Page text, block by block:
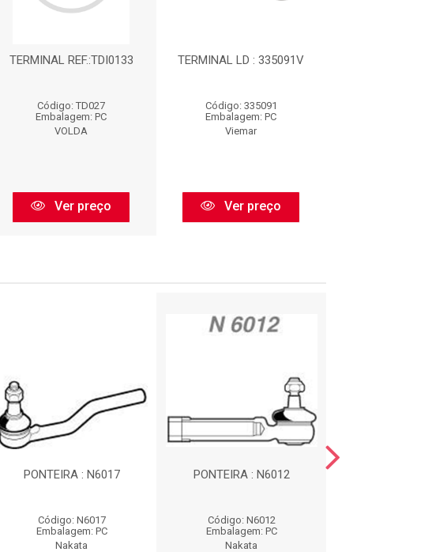
TERMINAL REF.:TDI0133
Código: TD027
Embalagem: PC
VOLDA
Ver preço
TERMINAL LD : 335091V
Código: 335091
Embalagem: PC
Viemar
Ver preço
PONTEIRA : N6017
Código: N6017
Embalagem: PC
Nakata
PONTEIRA : N6012
Código: N6012
Embalagem: PC
Nakata